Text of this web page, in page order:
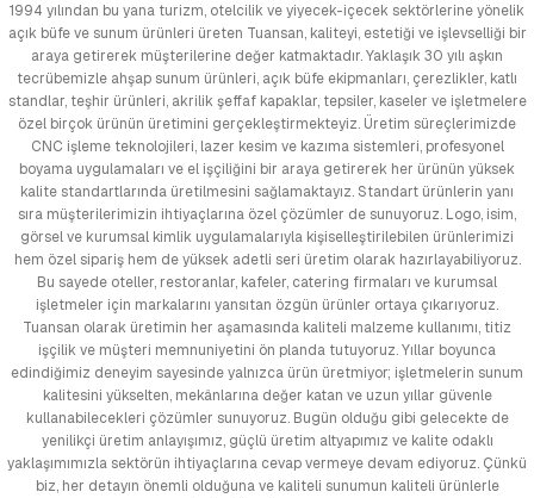
1994 yılından bu yana turizm, otelcilik ve yiyecek-içecek sektörlerine yönelik
açık büfe ve sunum ürünleri üreten Tuansan, kaliteyi, estetiği ve işlevselliği bir
araya getirerek müşterilerine değer katmaktadır. Yaklaşık 30 yılı aşkın
tecrübemizle ahşap sunum ürünleri, açık büfe ekipmanları, çerezlikler, katlı
standlar, teşhir ürünleri, akrilik şeffaf kapaklar, tepsiler, kaseler ve işletmelere
özel birçok ürünün üretimini gerçekleştirmekteyiz. Üretim süreçlerimizde
CNC işleme teknolojileri, lazer kesim ve kazıma sistemleri, profesyonel
boyama uygulamaları ve el işçiliğini bir araya getirerek her ürünün yüksek
kalite standartlarında üretilmesini sağlamaktayız. Standart ürünlerin yanı
sıra müşterilerimizin ihtiyaçlarına özel çözümler de sunuyoruz. Logo, isim,
görsel ve kurumsal kimlik uygulamalarıyla kişiselleştirilebilen ürünlerimizi
hem özel sipariş hem de yüksek adetli seri üretim olarak hazırlayabiliyoruz.
Bu sayede oteller, restoranlar, kafeler, catering firmaları ve kurumsal
işletmeler için markalarını yansıtan özgün ürünler ortaya çıkarıyoruz.
Tuansan olarak üretimin her aşamasında kaliteli malzeme kullanımı, titiz
işçilik ve müşteri memnuniyetini ön planda tutuyoruz. Yıllar boyunca
edindiğimiz deneyim sayesinde yalnızca ürün üretmiyor; işletmelerin sunum
kalitesini yükselten, mekânlarına değer katan ve uzun yıllar güvenle
kullanabilecekleri çözümler sunuyoruz. Bugün olduğu gibi gelecekte de
yenilikçi üretim anlayışımız, güçlü üretim altyapımız ve kalite odaklı
yaklaşımımızla sektörün ihtiyaçlarına cevap vermeye devam ediyoruz. Çünkü
biz, her detayın önemli olduğuna ve kaliteli sunumun kaliteli ürünlerle